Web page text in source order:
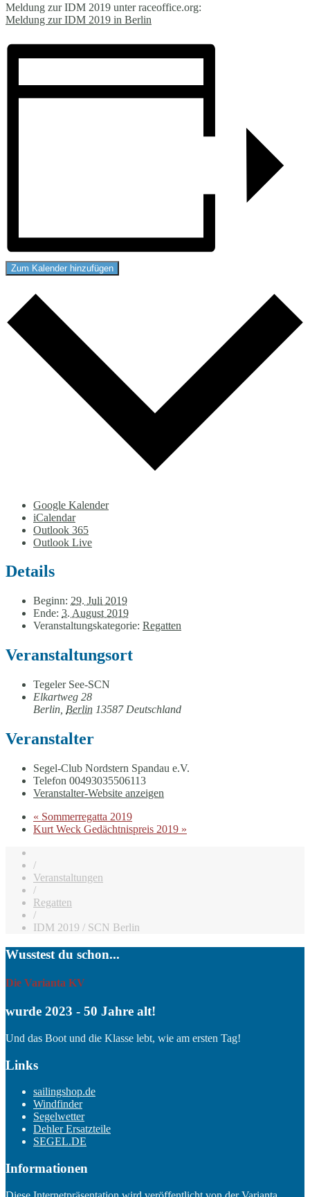
Meldung zur IDM 2019 unter raceoffice.org:
Meldung zur IDM 2019 in Berlin
Zum Kalender hinzufügen
Google Kalender
iCalendar
Outlook 365
Outlook Live
Details
Beginn: 29. Juli 2019
Ende: 3. August 2019
Veranstaltungskategorie: Regatten
Veranstaltungsort
Tegeler See-SCN
Elkartweg 28
Berlin Berlin 13587 Deutschland
Veranstalter
Segel-Club Nordstern Spandau e.V.
Telefon 00493035506113
Veranstalter-Website anzeigen
« Sommerregatta 2019
Kurt Weck Gedächtnispreis 2019 »
/
Veranstaltungen
/
Regatten
/
IDM 2019 / SCN Berlin
Wusstest du schon...
Die Varianta KV
wurde 2023 - 50 Jahre alt!
Und das Boot und die Klasse lebt, wie am ersten Tag!
Links
sailingshop.de
Windfinder
Segelwetter
Dehler Ersatzteile
SEGEL.DE
Informationen